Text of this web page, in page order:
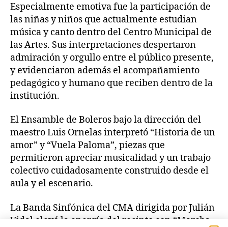
Especialmente emotiva fue la participación de
las niñas y niños que actualmente estudian
música y canto dentro del Centro Municipal de
las Artes. Sus interpretaciones despertaron
admiración y orgullo entre el público presente,
y evidenciaron además el acompañamiento
pedagógico y humano que reciben dentro de la
institución.
El Ensamble de Boleros bajo la dirección del
maestro Luis Ornelas interpretó “Historia de un
amor” y “Vuela Paloma”, piezas que
permitieron apreciar musicalidad y un trabajo
colectivo cuidadosamente construido desde el
aula y el escenario.
La Banda Sinfónica del CMA dirigida por Julián
Vidal elevó la energía del recinto con “Marcha